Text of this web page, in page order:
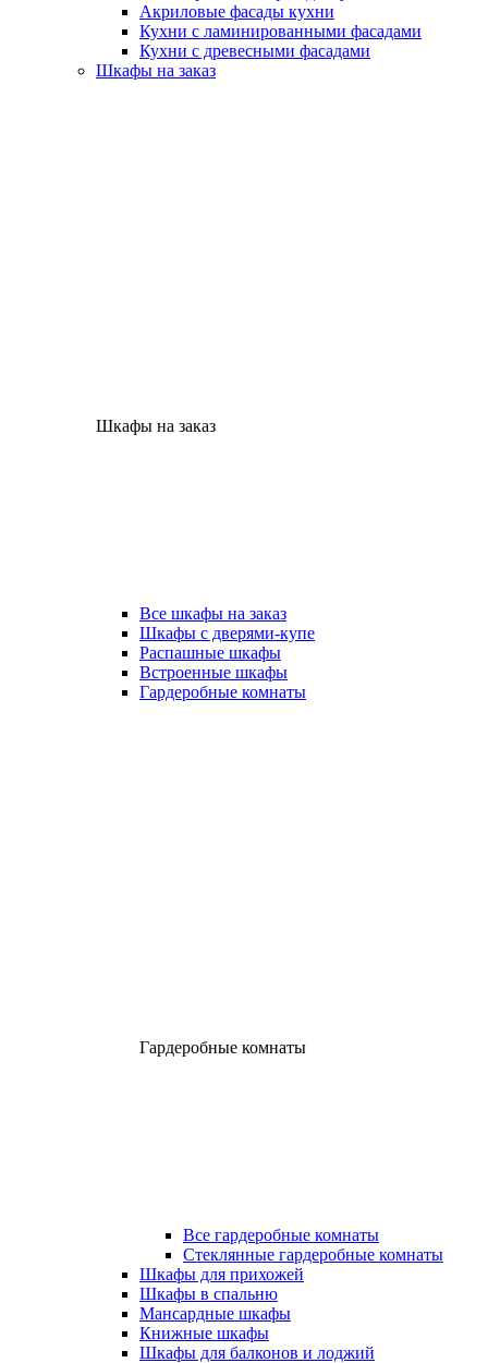
Акриловые фасады кухни
Кухни с ламинированными фасадами
Кухни с древесными фасадами
Шкафы на заказ
Шкафы на заказ
Все шкафы на заказ
Шкафы с дверями-купе
Распашные шкафы
Встроенные шкафы
Гардеробные комнаты
Гардеробные комнаты
Все гардеробные комнаты
Стеклянные гардеробные комнаты
Шкафы для прихожей
Шкафы в спальню
Мансардные шкафы
Книжные шкафы
Шкафы для балконов и лоджий